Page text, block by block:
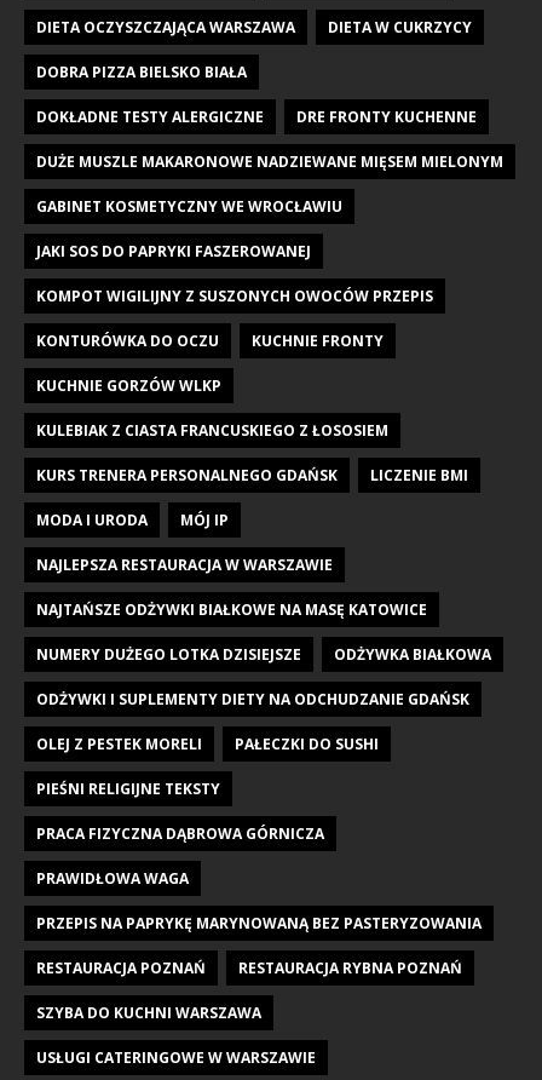
DIETA OCZYSZCZAJĄCA WARSZAWA DIETA W CUKRZYCY
DOBRA PIZZA BIELSKO BIAŁA
DOKŁADNE TESTY ALERGICZNE DRE FRONTY KUCHENNE
DUŻE MUSZLE MAKARONOWE NADZIEWANE MIĘSEM MIELONYM
GABINET KOSMETYCZNY WE WROCŁAWIU
JAKI SOS DO PAPRYKI FASZEROWANEJ
KOMPOT WIGILIJNY Z SUSZONYCH OWOCÓW PRZEPIS
KONTURÓWKA DO OCZU KUCHNIE FRONTY
KUCHNIE GORZÓW WLKP
KULEBIAK Z CIASTA FRANCUSKIEGO Z ŁOSOSIEM
KURS TRENERA PERSONALNEGO GDAŃSK LICZENIE BMI
MODA I URODA MÓJ IP
NAJLEPSZA RESTAURACJA W WARSZAWIE
NAJTAŃSZE ODŻYWKI BIAŁKOWE NA MASĘ KATOWICE
NUMERY DUŻEGO LOTKA DZISIEJSZE ODŻYWKA BIAŁKOWA
ODŻYWKI I SUPLEMENTY DIETY NA ODCHUDZANIE GDAŃSK
OLEJ Z PESTEK MORELI PAŁECZKI DO SUSHI
PIEŚNI RELIGIJNE TEKSTY
PRACA FIZYCZNA DĄBROWA GÓRNICZA
PRAWIDŁOWA WAGA
PRZEPIS NA PAPRYKĘ MARYNOWANĄ BEZ PASTERYZOWANIA
RESTAURACJA POZNAŃ RESTAURACJA RYBNA POZNAŃ
SZYBA DO KUCHNI WARSZAWA
USŁUGI CATERINGOWE W WARSZAWIE